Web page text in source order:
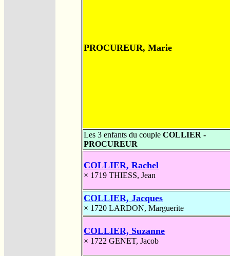
PROCUREUR, Marie
Les 3 enfants du couple COLLIER -
PROCUREUR
COLLIER, Rachel
× 1719 THIESS, Jean
COLLIER, Jacques
× 1720 LARDON, Marguerite
COLLIER, Suzanne
× 1722 GENET, Jacob